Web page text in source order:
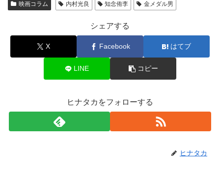
映画コラム 内村光良 知念侑李 金メダル男
シェアする
X Facebook はてブ
LINE コピー
ヒナタカをフォローする
ヒナタカ